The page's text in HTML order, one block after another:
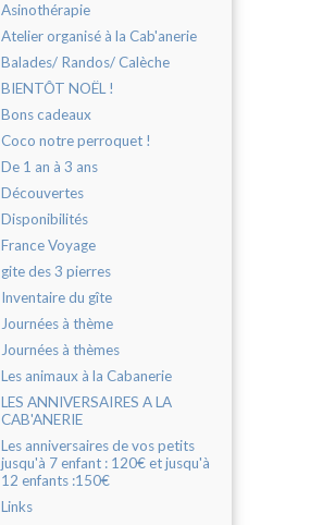
Asinothérapie
Atelier organisé à la Cab'anerie
Balades/ Randos/ Calèche
BIENTÔT NOËL !
Bons cadeaux
Coco notre perroquet !
De 1 an à 3 ans
Découvertes
Disponibilités
France Voyage
gite des 3 pierres
Inventaire du gîte
Journées à thème
Journées à thèmes
Les animaux à la Cabanerie
LES ANNIVERSAIRES A LA
CAB'ANERIE
Les anniversaires de vos petits
jusqu'à 7 enfant : 120€ et jusqu'à
12 enfants :150€
Links